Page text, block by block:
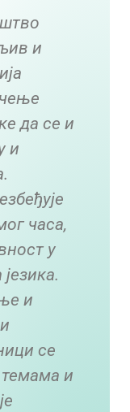
и
да се и
и
часа,
у
и
се
и